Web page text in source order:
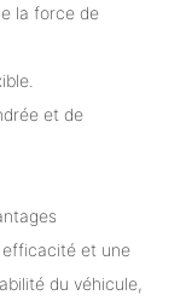
la force de
et de
efficacité et une
du véhicule,